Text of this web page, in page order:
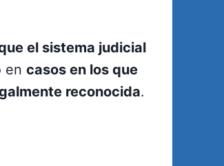
el sistema judicial
en casos en los que
reconocida.